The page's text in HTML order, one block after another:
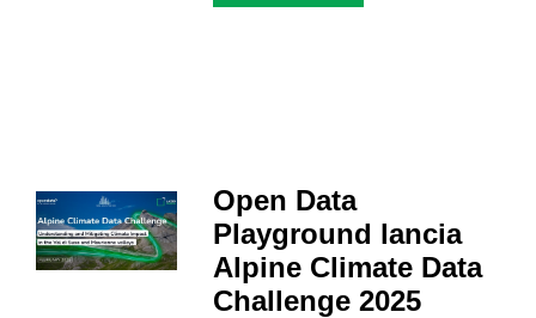
Open Data
Playground lancia
Alpine Climate Data
Challenge 2025